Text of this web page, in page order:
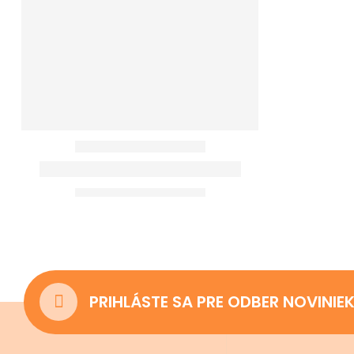
PRIHLÁSTE SA PRE ODBER NOVINIEK